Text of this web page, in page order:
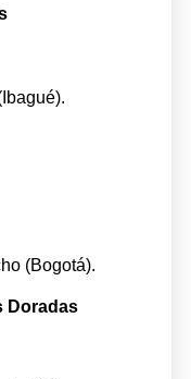
(Bogotá).
Doradas